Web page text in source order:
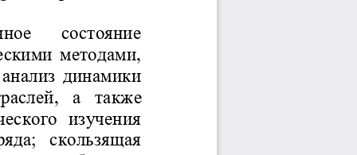
состояние
методами,
динамики
а  также
изучения
скользящая